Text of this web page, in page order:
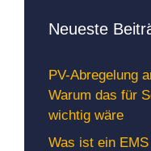
Neueste
PV-Abregelung
Warum das für
wichtig wäre
Was ist ein